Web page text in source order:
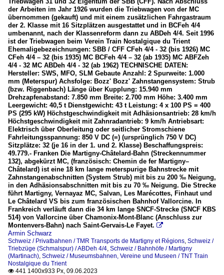
der Arbeiten im Jahr 1926 wurden die Triebwagen von der MC
übernommen (gekauft) und mit einem zusätzlichen Fahrgastraum
der 2. Klasse mit 16 Sitzplätzen ausgestattet und in BCFeh 4/4
umbenannt, nach der Klassenreform dann zu ABDeh 4/4. Seit 1996
ist der Triebwagen beim Verein Train Nostalgique du Trient
Ehemaligebezeichnungen: SBB / CFF CFeh 4/4 - 32 (bis 1926) MC
CFeh 4/4 – 32 (bis 1935) MC BCFeh 4/4 – 32 (ab 1935) MC ABFZeh
4/4 - 32 MC ABDeh 4/4 - 32 (ab 1962) TECHNISCHE DATEN:
Hersteller: SWS, MFO, SLM Gebaute Anzahl: 2 Spurweite: 1.000
mm (Meterspur) Achsfolge: Bozz' Bozz' Zahnstangensystem: Strub
(bzw. Riggenbach) Länge über Kupplung: 15.940 mm
Drehzapfenabstand: 7.850 mm Breite: 2.700 mm Höhe: 3.400 mm
Leergewicht: 40,5 t Dienstgewicht: 43 t Leistung: 4 x 100 PS = 400
PS (295 kW) Höchstgeschwindigkeit mit Adhäsionsantrieb: 28 km/h
Höchstgeschwindigkeit mit Zahnradantrieb: 9 km/h Antriebsart:
Elektrisch über Oberleitung oder seitlicher Stromschiene
Fahrleitungsspannung: 850 V DC (=) (ursprünglich 750 V DC)
Sitzplätze: 32 (je 16 in der 1. und 2. Klasse) Beschaffungspreis:
49.779.- Franken Die Martigny-Châtelard-Bahn (Streckennummer
132), abgekürzt MC, (französisch: Chemin de fer Martigny–
Châtelard) ist eine 18 km lange meterspurige Bahnstrecke mit
Zahnstangenabschnitten (System Strub) mit bis zu 200 ‰ Neigung,
in den Adhäsionsabschnitten mit bis zu 70 ‰ Neigung. Die Strecke
führt Martigny, Vernayaz MC, Salvan, Les Marécottes, Finhaut und
Le Châtelard VS bis zum französischen Bahnhof Vallorcine. In
Frankreich verläuft dann die 34 km lange SNCF-Strecke (SNCF KBS
514) von Vallorcine über Chamonix-Mont-Blanc (Anschluss zur
Montenvers-Bahn) nach Saint-Gervais-Le Fayet. 
Armin Schwarz
Schweiz / Privatbahnen / TMR Transports de Martigny et Régions Schweiz /
Triebzüge (Schmalspur) / ABDeh 4/4 Schweiz / Bahnhöfe / Martigny
(Martinach) Schweiz / Museumsbahnen, Vereine und Museen / TNT Train
Nostalgique du Trient
 441 1400x933 Px, 09.06.2023